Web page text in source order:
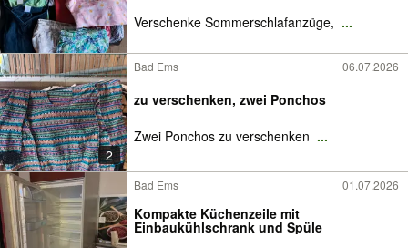
Verschenke Sommerschlafanzüge, ...
2
Bad Ems 06.07.2026
zu verschenken, zwei Ponchos
Zwei Ponchos zu verschenken ...
Bad Ems 01.07.2026
Kompakte Küchenzeile mit
Einbaukühlschrank und Spüle